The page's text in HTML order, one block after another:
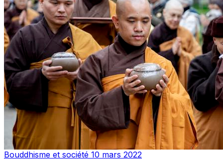
Bouddhisme et société 10 mars 2022